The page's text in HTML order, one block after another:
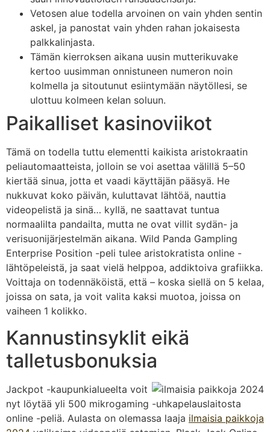
Vetosen alue todella arvoinen on vain yhden sentin
askel, ja panostat vain yhden rahan jokaisesta
palkkalinjasta.
Tämän kierroksen aikana uusin mutterikuvake
kertoo uusimman onnistuneen numeron noin
kolmella ja sitoutunut esiintymään näytöllesi, se
ulottuu kolmeen kelan soluun.
Paikalliset kasinoviikot
Tämä on todella tuttu elementti kaikista aristokraatin
peliautomaatteista, jolloin se voi asettaa välillä 5–50
kiertää sinua, jotta et vaadi käyttäjän pääsyä. He
nukkuvat koko päivän, kuluttavat lähtöä, nauttia
videopelistä ja sinä… kyllä, ne saattavat tuntua
normaalilta pandailta, mutta ne ovat villit sydän- ja
verisuonijärjestelmän aikana. Wild Panda Gampling
Enterprise Position -peli tulee aristokratista online -
lähtöpeleistä, ja saat vielä helppoa, addiktoiva grafiikka.
Voittaja on todennäköistä, että – koska siellä on 5 kelaa,
joissa on sata, ja voit valita kaksi muotoa, joissa on
vaiheen 1 kolikko.
Kannustinsyklit eikä
talletusbonuksia
Jackpot -kaupunkialueelta voit
nyt löytää yli 500 mikrogaming -uhkapelauslaitosta
online -peliä. Aulasta on olemassa laaja ilmaisia paikkoja